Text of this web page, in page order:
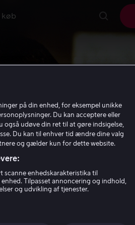
køb
på din enhed, for eksempel unikke
Du kan acceptere eller
også udøve din ret til at gøre indsigelse,
Du kan til enhver tid ændre dine valg
og gælder kun for dette website.
enhedskarakteristika til
Tilpasset annoncering og indhold,
og udvikling af tjenester.